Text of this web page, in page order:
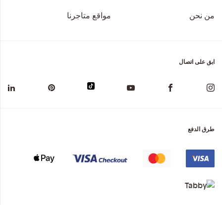
من نحن مواقع متاجرنا
ابق على اتصال
طرق الدفع